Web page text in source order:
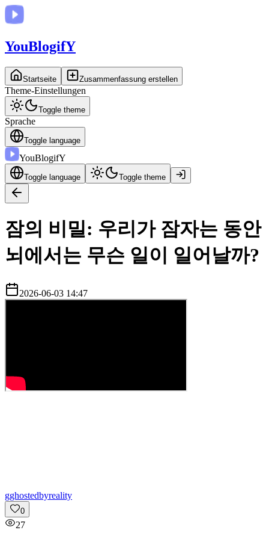
YouBlogifY
Startseite Zusammenfassung erstellen
Theme-Einstellungen
Toggle theme
Sprache
Toggle language
YouBlogifY
Toggle language Toggle theme
잠의 비밀: 우리가 잠자는 동안
뇌에서는 무슨 일이 일어날까?
2026-06-03 14:47
gghostedbyreality
0
27